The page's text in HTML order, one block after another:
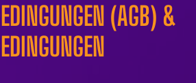
(AGB) &